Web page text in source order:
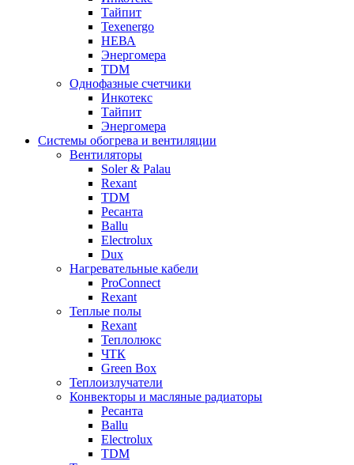
Тайпит
Texenergo
НЕВА
Энергомера
TDM
Однофазные счетчики
Инкотекс
Тайпит
Энергомера
Системы обогрева и вентиляции
Вентиляторы
Soler & Palau
Rexant
TDM
Ресанта
Ballu
Electrolux
Dux
Нагревательные кабели
ProConnect
Rexant
Теплые полы
Rexant
Теплолюкс
ЧТК
Green Box
Теплоизлучатели
Конвекторы и масляные радиаторы
Ресанта
Ballu
Electrolux
TDM